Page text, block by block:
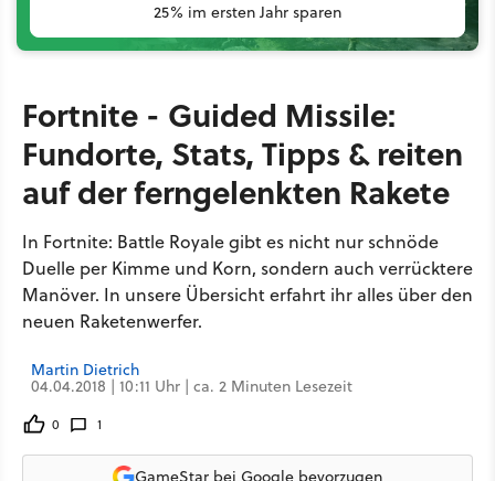
25% im ersten Jahr sparen
Fortnite - Guided Missile:
Fundorte, Stats, Tipps & reiten
auf der ferngelenkten Rakete
In Fortnite: Battle Royale gibt es nicht nur schnöde
Duelle per Kimme und Korn, sondern auch verrücktere
Manöver. In unsere Übersicht erfahrt ihr alles über den
neuen Raketenwerfer.
Martin Dietrich
04.04.2018 | 10:11 Uhr | ca. 2 Minuten Lesezeit
0 1
GameStar bei Google bevorzugen